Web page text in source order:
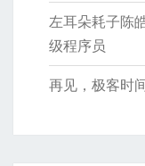
左耳朵耗子陈
级程序员
再见，极客时